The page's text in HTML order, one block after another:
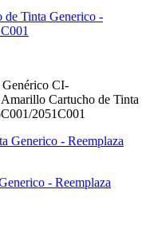
Tinta Generico -
CI-
Cartucho de Tinta
2051C001
- Reemplaza